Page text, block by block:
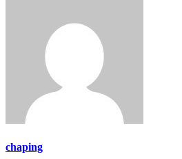
chaping